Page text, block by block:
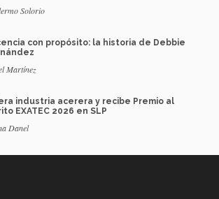
Solorio
con propósito: la historia de Debbie
Martínez
industria acerera y recibe Premio al
EXATEC 2026 en SLP
Danel